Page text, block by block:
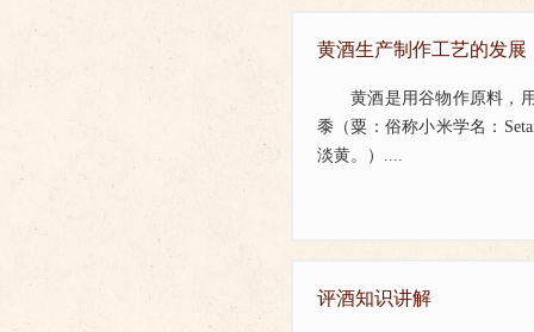
黄酒生产制作工艺的发展
黄酒是用谷物作原料，
黍（粟：俗称小米学名：
淡黄。）....
评酒知识讲解